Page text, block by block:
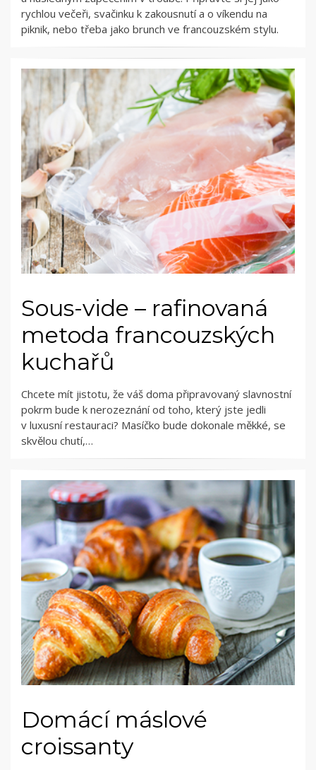
rychlou večeři, svačinku k zakousnutí a o víkendu na
piknik, nebo třeba jako brunch ve francouzském stylu.
Sous-vide – rafinovaná
metoda francouzských
kuchařů
Chcete mít jistotu, že váš doma připravovaný slavnostní
pokrm bude k nerozeznání od toho, který jste jedli
v luxusní restauraci? Masíčko bude dokonale měkké, se
skvělou chutí,…
Domácí máslové
croissanty